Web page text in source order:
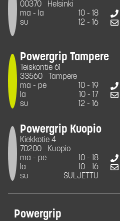
00370
Helsinki
ma - la
10 - 18
su
12 - 16
Powergrip Tampere
Teiskontie 61
33560
Tampere
ma - pe
10 - 19
la
10 - 17
su
12 - 16
Powergrip Kuopio
Kiekkotie 4
70200
Kuopio
ma - pe
10 - 18
la
10 - 16
su
SULJETTU
Powergrip